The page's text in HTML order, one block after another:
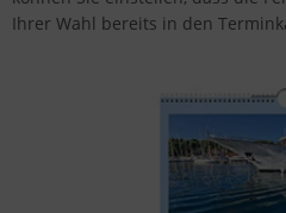
Ihrer Wahl bereits in den